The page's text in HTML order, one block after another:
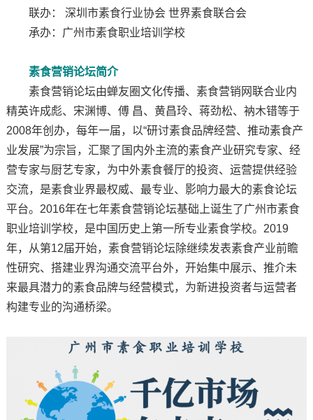
联办： 深圳市素食行业协会 世界素食联合会
承办：广州市素食职业培训学校
素食营销论坛简介
素食营销论坛由蝉友圈文化传播、素食营销网联合业内
精英许成彪、宋渊博、傅 昌、黄昌玲、蒋劲松、衲木错等于
2008年创办，每年一届，以“研讨素食品牌经营、推动素食产
业发展”为宗旨，汇聚了国内外主流的素食产业研究专家、经
营专家与厨艺专家，为中外素食餐厅的投资、运营提供经验
交流，是素食业界最权威、最专业、影响力最大的素食论坛
平台。2016年在七年素食营销论坛基础上诞生了广州市素食
职业培训学校，是中国历史上第一所专业素食学校。2019
年，从第12届开始，素食营销论坛除继续发表素食产业前瞻
性研究、搭建业界沟通交流平台外，开始集中展示、推介未
来最具潜力的素食品牌与经营模式，为新进投资者与运营者
构建专业的沟通桥梁。